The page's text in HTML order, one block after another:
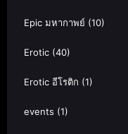
Epic มหากาพย์ (10)
Erotic (40)
Erotic อีโรติก (1)
events (1)